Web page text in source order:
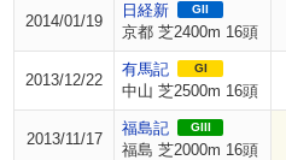
2014/01/19
日経新 GII
京都 芝2400m 16頭
2013/12/22
有馬記 GI
中山 芝2500m 16頭
2013/11/17
福島記 GIII
福島 芝2000m 16頭